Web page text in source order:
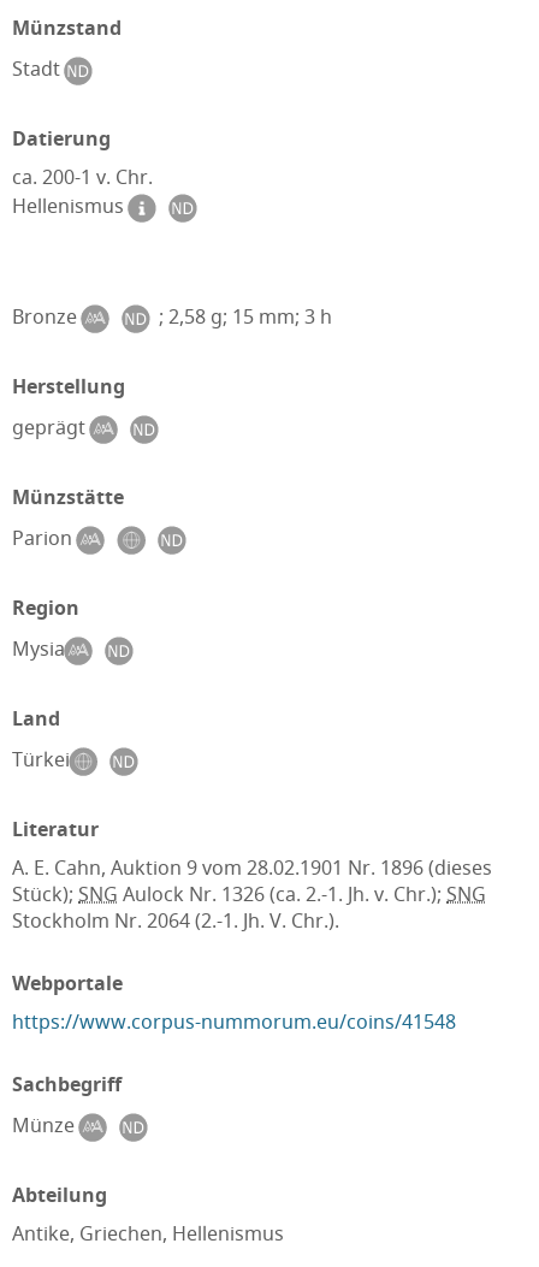
Münzstand
Stadt
Datierung
ca. 200-1 v. Chr.
Hellenismus
Bronze ; 2,58 g; 15 mm; 3 h
Herstellung
geprägt
Münzstätte
Parion
Region
Mysia
Land
Türkei
Literatur
A. E. Cahn, Auktion 9 vom 28.02.1901 Nr. 1896 (dieses
Stück); SNG Aulock Nr. 1326 (ca. 2.-1. Jh. v. Chr.); SNG
Stockholm Nr. 2064 (2.-1. Jh. V. Chr.).
Webportale
https://www.corpus-nummorum.eu/coins/41548
Sachbegriff
Münze
Abteilung
Antike, Griechen, Hellenismus